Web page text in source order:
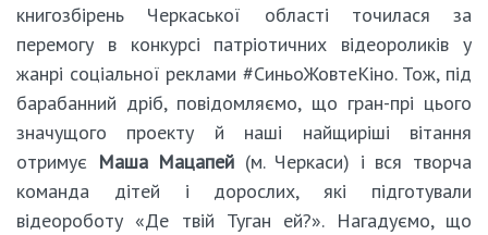
книгозбірень Черкаської області точилася за
перемогу в конкурсі патріотичних відеороликів у
жанрі соціальної реклами #СиньоЖовтеКіно. Тож, під
барабанний дріб, повідомляємо, що гран-прі цього
значущого проекту й наші найщиріші вітання
отримує Маша Мацапей (м. Черкаси) і вся творча
команда дітей і дорослих, які підготували
відеороботу «Де твій Туган ей?». Нагадуємо, що